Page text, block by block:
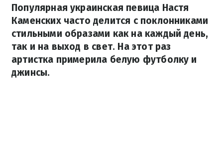
Популярная украинская певица Настя
Каменских часто делится с поклонниками
стильными образами как на каждый день,
так и на выход в свет. На этот раз
артистка примерила белую футболку и
джинсы.